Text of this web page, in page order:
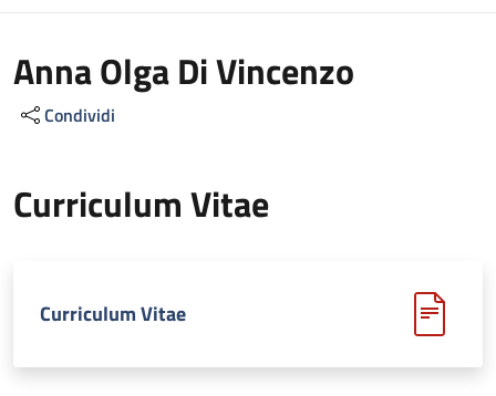
Anna Olga Di Vincenzo
Condividi
Curriculum Vitae
Curriculum Vitae